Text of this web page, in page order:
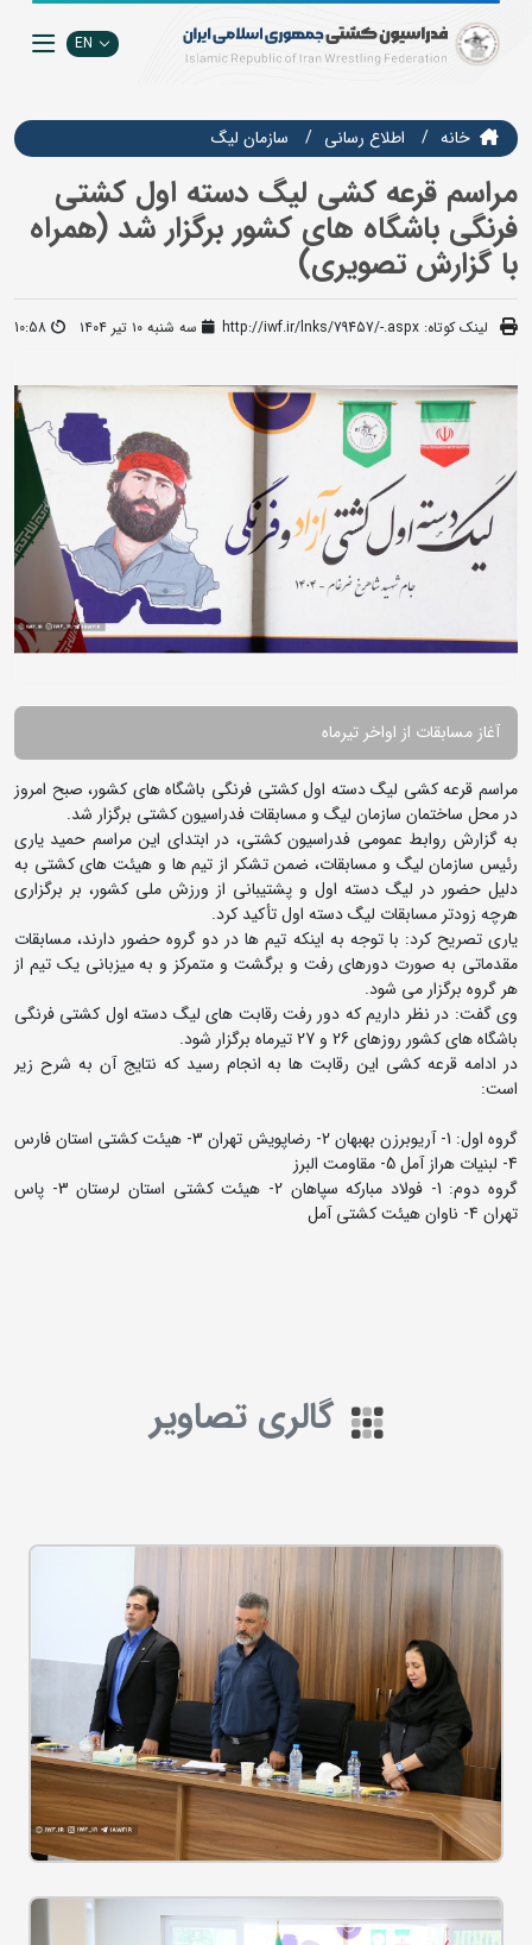
EN
خانه اطلاع رسانی سازمان ليگ
مراسم قرعه کشی لیگ دسته اول کشتی
فرنگی باشگاه های کشور برگزار شد (همراه
با گزارش تصویری)
لینک کوتاه: http://iwf.ir/lnks/79457/-.aspx سه شنبه ۱۰ تیر ۱۴۰۴ 10:58
آغاز مسابقات از اواخر تیرماه
مراسم قرعه کشی لیگ دسته اول کشتی فرنگی باشگاه های کشور، صبح امروز
در محل ساختمان سازمان لیگ و مسابقات فدراسیون کشتی برگزار شد.
به گزارش روابط عمومی فدراسیون کشتی، در ابتدای این مراسم حمید یاری
رئیس سازمان لیگ و مسابقات، ضمن تشکر از تیم ها و هیئت های کشتی به
دلیل حضور در لیگ دسته اول و پشتیبانی از ورزش ملی کشور، بر برگزاری
هرچه زودتر مسابقات لیگ دسته اول تأکید کرد.
یاری تصریح کرد: با توجه به اینکه تیم ها در دو گروه حضور دارند، مسابقات
مقدماتی به صورت دورهای رفت و برگشت و متمرکز و به میزبانی یک تیم از
هر گروه برگزار می شود.
وی گفت: در نظر داریم که دور رفت رقابت های لیگ دسته اول کشتی فرنگی
باشگاه های کشور روزهای 26 و 27 تیرماه برگزار شود.
در ادامه قرعه کشی این رقابت ها به انجام رسید که نتایج آن به شرح زیر
است:
گروه اول: 1- آریوبرزن بهبهان 2- رضاپویش تهران 3- هیئت کشتی استان فارس
4- لبنیات هراز آمل 5- مقاومت البرز
گروه دوم: 1- فولاد مبارکه سپاهان 2- هیئت کشتی استان لرستان 3- پاس
تهران 4- ناوان هیئت کشتی آمل
گالری تصاویر